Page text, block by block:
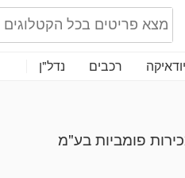
רכבים נדל"ן
פומביות בע"מ